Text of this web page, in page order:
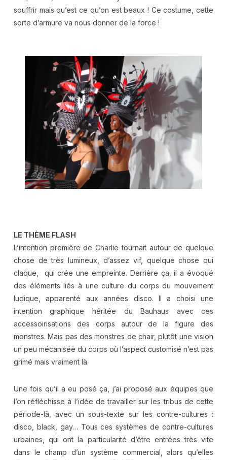
souffrir mais qu’est ce qu’on est beaux ! Ce costume, cette
sorte d’armure va nous donner de la force !
LE THÈME FLASH
L’intention première de Charlie tournait autour de quelque
chose de très lumineux, d’assez vif, quelque chose qui
claque, qui crée une empreinte. Derrière ça, il a évoqué
des éléments liés à une culture du corps du mouvement
ludique, apparenté aux années disco. Il a choisi une
intention graphique héritée du Bauhaus avec ces
accessoirisations des corps autour de la figure des
monstres. Mais pas des monstres de chair, plutôt une vision
un peu mécanisée du corps où l’aspect customisé n’est pas
grimé mais vraiment là.
Une fois qu’il a eu posé ça, j’ai proposé aux équipes que
l’on réfléchisse à l’idée de travailler sur les tribus de cette
période-là, avec un sous-texte sur les contre-cultures :
disco, black, gay… Tous ces systèmes de contre-cultures
urbaines, qui ont la particularité d’être entrées très vite
dans le champ d’un système commercial, alors qu’elles